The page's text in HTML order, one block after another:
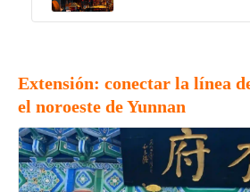
Extensión: conectar la línea
el noroeste de Yunnan